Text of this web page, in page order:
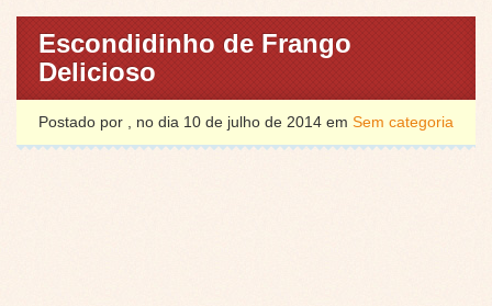
Escondidinho de Frango
Delicioso
Postado por , no dia 10 de julho de 2014 em Sem categoria